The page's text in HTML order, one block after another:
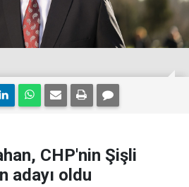
CHP'nin Şişli
adayı oldu